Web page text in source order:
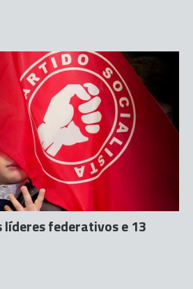
líderes federativos e 13